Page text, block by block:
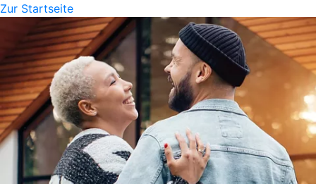
Zur Startseite